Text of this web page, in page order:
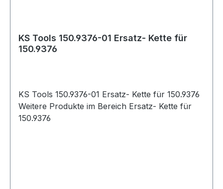
KS Tools 150.9376-01 Ersatz- Kette für
150.9376
KS Tools 150.9376-01 Ersatz- Kette für 150.9376
Weitere Produkte im Bereich Ersatz- Kette für
150.9376